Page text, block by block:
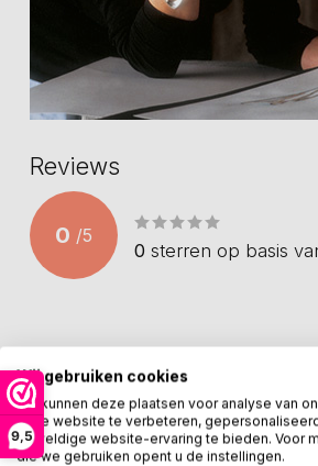
9,5
Reviews
0 /5
0 sterren op basis
Recent bekeken
Wij gebruiken cookies
We kunnen deze plaatsen voor analyse van
onze website te verbeteren,
geweldige website-ervaring te bieden. Voor
die we gebruiken opent u de instellingen.